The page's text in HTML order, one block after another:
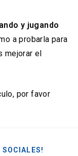
y jugando
a probarla para
mejorar el
por favor
SOCIALES!